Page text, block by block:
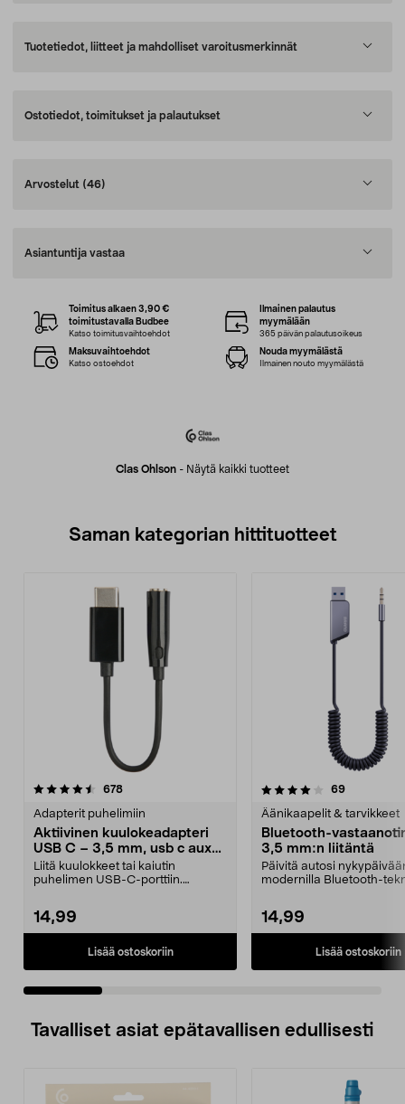
Tuotetiedot, liitteet ja mahdolliset varoitusmerkinnät
Ostotiedot, toimitukset ja palautukset
Arvostelut (46)
Asiantuntija vastaa
Clas Ohlson - Näytä kaikki tuotteet
Toimitus alkaen 3,90 €
toimitustavalla Budbee
Katso toimitusvaihtoehdot
Ilmainen palautus
myymälään
365 päivän palautusoikeus
Maksuvaihtoehdot
Katso ostoehdot
Nouda myymälästä
Ilmainen nouto myymälästä
Saman kategorian hittituotteet
678arvostelut
Adapterit puhelimiin
Aktiivinen kuulokeadapteri
USB C – 3,5 mm, usb c aux
adapteri
Liitä kuulokkeet tai kaiutin
puhelimen USB-C-porttiin.
14,99
Lisää ostoskoriin
4.0 viidestä
69arvostelut
Äänikaapelit & tarvikkeet
Bluetooth-
3,5 mm:n liitäntä
Päivitä autosi
modernilla Bluetooth-
14,99
Lisää ostoskoriin
4.5 viidestä
Tavalliset asiat epätavallisen edullisesti